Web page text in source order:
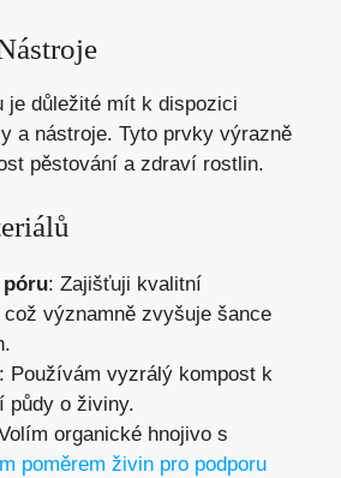
je důležité mít k dispozici
a nástroje. Tyto prvky výrazně
pěstování a zdraví rostlin.
póru: Zajišťuji kvalitní
významně zvyšuje šance
: Používám vyzrálý kompost k
půdy o živiny.
organické hnojivo s
poměrem živin pro podporu